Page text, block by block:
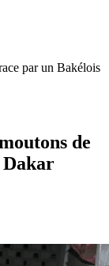
par un Bakélois
de
Dakar